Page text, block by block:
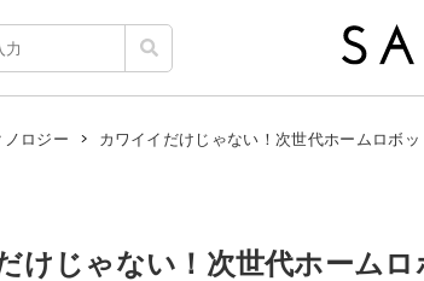
ロジー カワイイだけじゃない！次世代ホームロボッ
けじゃない！次世代ホームロ